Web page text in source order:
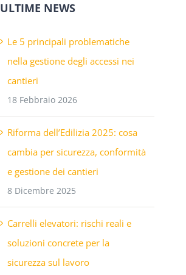
ULTIME NEWS
Le 5 principali problematiche
nella gestione degli accessi nei
cantieri
18 Febbraio 2026
Riforma dell’Edilizia 2025: cosa
cambia per sicurezza, conformità
e gestione dei cantieri
8 Dicembre 2025
Carrelli elevatori: rischi reali e
soluzioni concrete per la
sicurezza sul lavoro